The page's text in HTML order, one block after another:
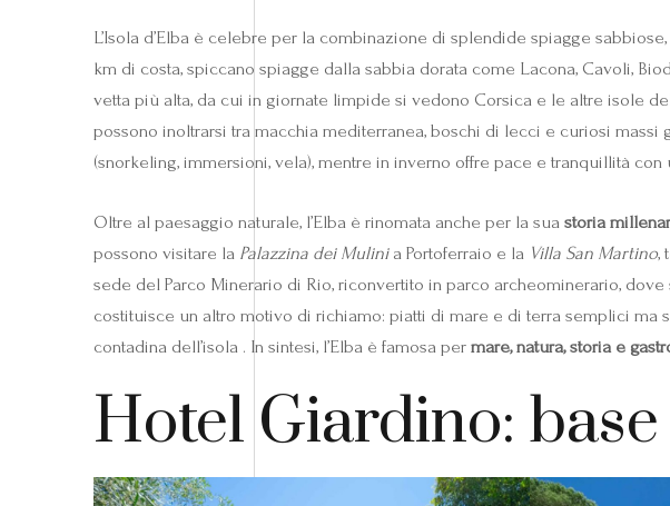
L’Isola d’Elba è celebre per la combinazione di splendide spiagge
km di costa, spiccano spiagge dalla sabbia dorata come Lacona, Cavoli,
vetta più alta, da cui in giornate limpide si vedono Corsica e le altre isole
possono inoltrarsi tra macchia mediterranea, boschi di lecci e curiosi
(snorkeling, immersioni, vela), mentre in inverno offre pace e tranquillità
Oltre al paesaggio naturale, l’Elba è rinomata anche per la sua storia
possono visitare la Palazzina dei Mulinia Portoferraio e la Villa San Martino,
sede del Parco Minerario di Rio, riconvertito in parco archeominerario,
costituisce un altro motivo di richiamo: piatti di mare e di terra semplici ma
contadina dell’isola . In sintesi, l’Elba è famosa per mare, natura, storia e
Hotel Giardino: